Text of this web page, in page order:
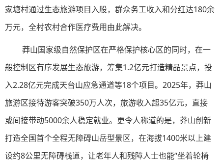
家塘村通过生态旅游项目入股，群众务工收入和分红达180余
万元，全村农村合作医疗费用由此解决。
莽山国家级自然保护区在严格保护核心区的同时，在一
般控制区有序发展生态旅游，筹集1.2亿元打造精品景点，投
入2.28亿元完成天台山应急通道等18个项目。2025年，莽山
旅游区接待游客突破350万人次，旅游收入超35亿元，直接
或间接带动5000余人稳定就业。更令人称道的是，莽山创新
打造全国首个全程无障碍山岳型景区，在海拔1400米以上建
设约8公里无障碍栈道，让老年人和残障人士也能“坐着轮椅